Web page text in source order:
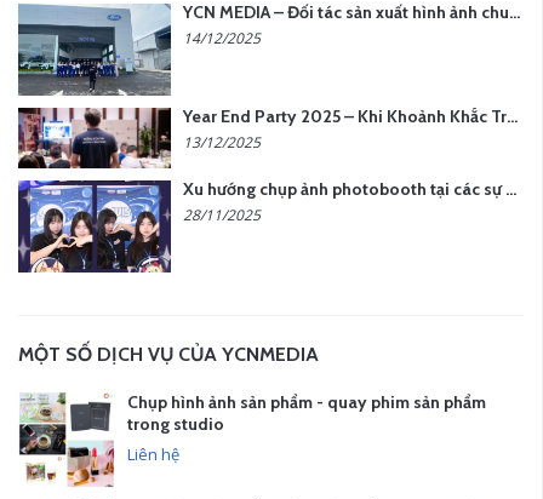
YCN MEDIA – Đối tác sản xuất hình ảnh chuyên nghiệp cho doanh nghiệp tại Hà Nội
14/12/2025
Year End Party 2025 – Khi Khoảnh Khắc Trở Thành Dấu Ấn | Gói Ưu Đãi Tháng 12 Từ YCN Media
13/12/2025
Xu hướng chụp ảnh photobooth tại các sự kiện hiện nay
28/11/2025
MỘT SỐ DỊCH VỤ CỦA YCNMEDIA
Chụp hình ảnh sản phẩm - quay phim sản phẩm
trong studio
Liên hệ